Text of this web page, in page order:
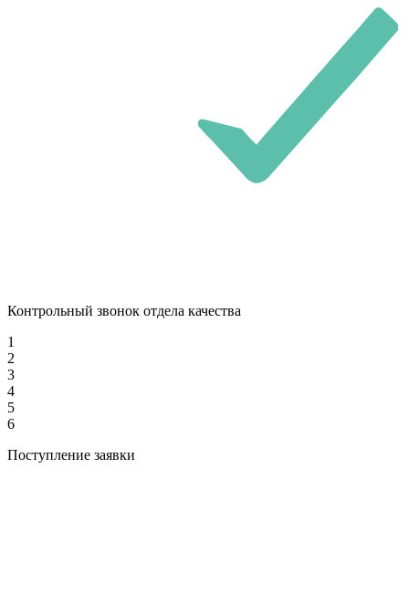
Контрольный звонок отдела качества
1
2
3
4
5
6
Поступление заявки